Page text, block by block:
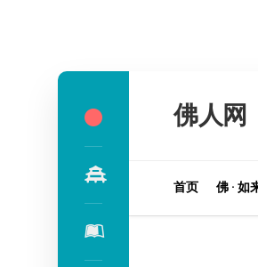
佛人网
首页 佛 · 如